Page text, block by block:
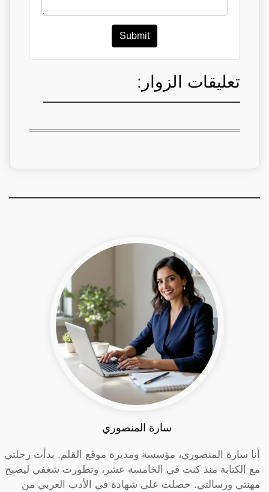
Submit
تعليقات الزوار:
سارة المنصوري
أنا سارة المنصوري، مؤسسة ومديرة موقع القلم. بدأت رحلتي
مع الكتابة منذ كنت في الخامسة عشر، وتطورت شغفي ليصبح
مهنتي ورسالتي. حصلت على شهادة في الأدب العربي من